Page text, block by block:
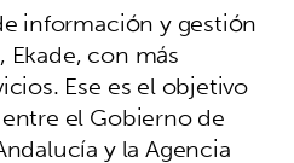
información y gestión
Ekade, con más
Ese es el objetivo
el Gobierno de
y la Agencia